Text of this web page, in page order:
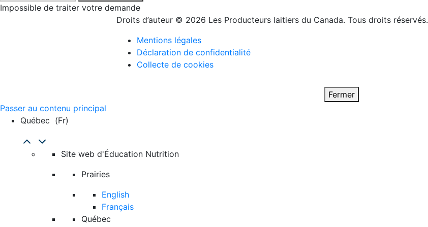
Impossible de traiter votre demande
Droits d’auteur © 2026 Les Producteurs laitiers du Canada. Tous droits réservés.
Mentions légales
Déclaration de confidentialité
Collecte de cookies
Fermer
Passer au contenu principal
Québec (fr)
Site web d'Éducation Nutrition
Prairies
English
Français
Québec